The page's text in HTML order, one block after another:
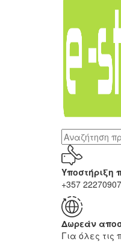
Υποστήριξη
+357 22270907
Δωρεάν
Για όλες